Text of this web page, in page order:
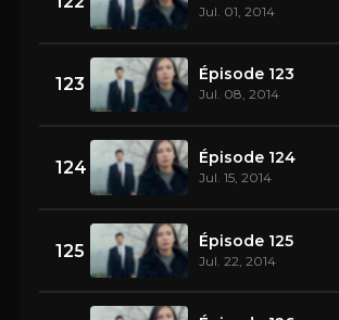
Jul. 01, 2014
123 Épisode 123
Jul. 08, 2014
124 Épisode 124
Jul. 15, 2014
125 Épisode 125
Jul. 22, 2014